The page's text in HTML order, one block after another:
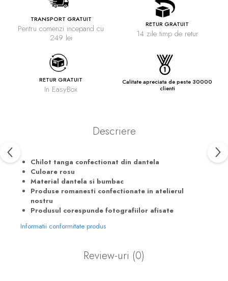
TRANSPORT GRATUIT
Pentru comenzi incepand cu
249 lei
RETUR GRATUIT
14 zile timp de retur
RETUR GRATUIT
In EasyBox
Calitate apreciata de peste 30000
clienti
Descriere
Chilot tanga confectionat din dantela
Culoare rosu
Material dantela si bumbac
Produse romanesti confectionate in atelierul
nostru
Produsul corespunde fotografiilor afisate
Informatii conformitate produs
Review-uri (0)